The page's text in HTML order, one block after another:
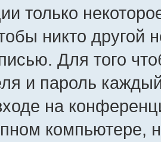
только
никто другой
Для того
и пароль
на
компьютере,